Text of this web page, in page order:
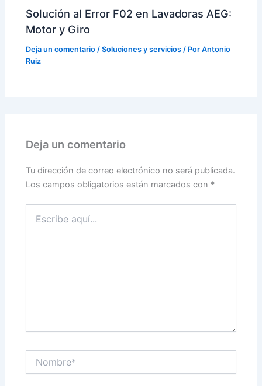
Solución al Error F02 en Lavadoras AEG:
Motor y Giro
Deja un comentario /Soluciones y servicios / PorAntonio
Ruiz
Deja un comentario
Tu dirección de correo electrónico no será publicada.
Los campos obligatorios están marcados con *
aquí...